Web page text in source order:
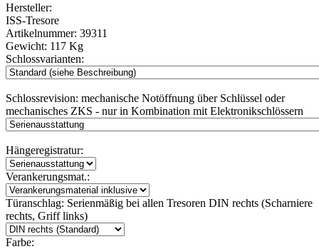
Hersteller:
ISS-Tresore
Artikelnummer: 39311
Gewicht: 117 Kg
Schlossvarianten:
Schlossrevision: mechanische Notöffnung über Schlüssel oder
mechanisches ZKS - nur in Kombination mit Elektronikschlössern
Hängeregistratur:
Verankerungsmat.:
Türanschlag: Serienmäßig bei allen Tresoren DIN rechts (Scharniere
rechts, Griff links)
Farbe: